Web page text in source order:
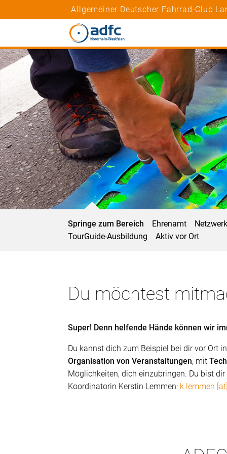
Allgemeiner Deutscher Fahrrad-Club
Springe zum Bereich Ehrenamt
TourGuide-Ausbildung
Aktiv vor Ort
Du möchtest
Super! Denn helfende Hände können wir
Du kannst dich zum Beispiel bei dir vor Ort
Organisation von Veranstaltungen, mit
Möglichkeiten, dich einzubringen. Du bist
Koordinatorin Kerstin Lemmen: k.lemmen